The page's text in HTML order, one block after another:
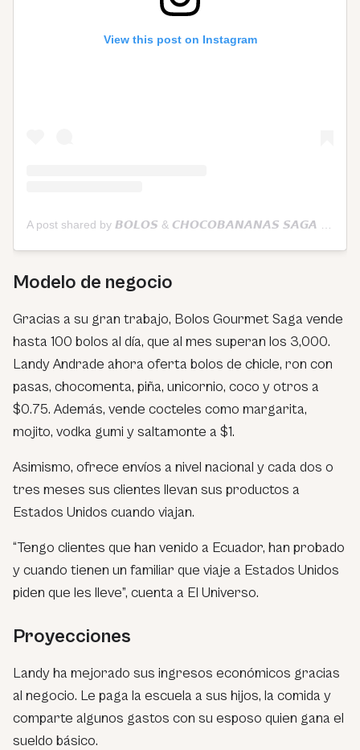
View this post on Instagram
Modelo de negocio
Gracias a su gran trabajo, Bolos Gourmet Saga vende
hasta 100 bolos al día, que al mes superan los 3,000.
Landy Andrade ahora oferta bolos de chicle, ron con
pasas, chocomenta, piña, unicornio, coco y otros a
$0.75. Además, vende cocteles como margarita,
mojito, vodka gumi y saltamonte a $1.
Asimismo, ofrece envíos a nivel nacional y cada dos o
tres meses sus clientes llevan sus productos a
Estados Unidos cuando viajan.
“Tengo clientes que han venido a Ecuador, han probado
y cuando tienen un familiar que viaje a Estados Unidos
piden que les lleve”, cuenta a El Universo.
Proyecciones
Landy ha mejorado sus ingresos económicos gracias
al negocio. Le paga la escuela a sus hijos, la comida y
comparte algunos gastos con su esposo quien gana el
sueldo básico.